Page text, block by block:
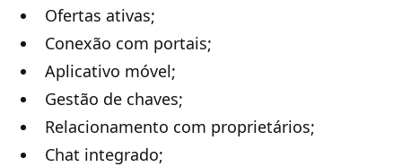
Ofertas ativas;
Conexão com portais;
Aplicativo móvel;
Gestão de chaves;
Relacionamento com proprietários;
Chat integrado;